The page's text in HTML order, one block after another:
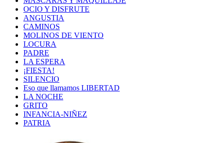
OCIO Y DISFRUTE
ANGUSTIA
CAMINOS
MOLINOS DE VIENTO
LOCURA
PADRE
LA ESPERA
¡FIESTA!
SILENCIO
Eso que llamamos LIBERTAD
LA NOCHE
GRITO
INFANCIA-NIÑEZ
PATRIA